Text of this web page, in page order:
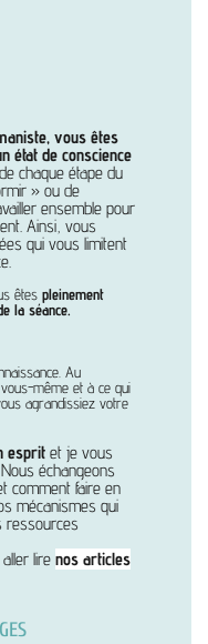
vous êtes
état de conscience
chaque étape du
» ou de
ensemble pour
Ainsi, vous
qui vous limitent
êtes pleinement
la séance.
Au
même et à ce qui
agrandissiez votre
esprit et je vous
échangeons
comment faire en
mécanismes qui
ressources
lire nos articles